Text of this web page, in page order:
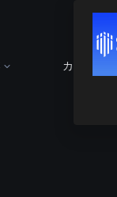
カレンダー